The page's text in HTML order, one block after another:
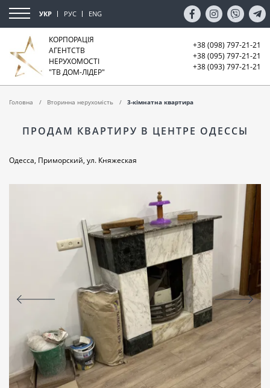
УКР РУС ENG
КОРПОРАЦІЯ
АГЕНТСТВ
НЕРУХОМОСТІ
"ТВ ДОМ-ЛІДЕР"
+38 (098) 797-21-21
+38 (095) 797-21-21
+38 (093) 797-21-21
Головна Вторинна нерухомість 3-кімнатна квартира
ПРОДАМ КВАРТИРУ В ЦЕНТРЕ ОДЕССЫ
Одесса, Приморский, ул. Княжеская